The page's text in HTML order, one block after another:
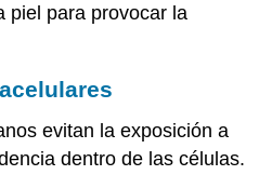
piel para provocar la
evitan la exposición a
dentro de las células.